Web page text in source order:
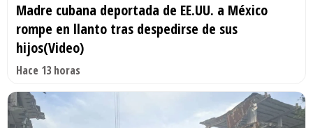
Madre cubana deportada de EE.UU. a México
rompe en llanto tras despedirse de sus
hijos(Video)
Hace 13 horas